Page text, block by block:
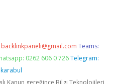
backlinkpaneli@gmail.com Teams:
0262 606 0 726 Telegram:
Kanun gereğince Bilgi Teknolojileri